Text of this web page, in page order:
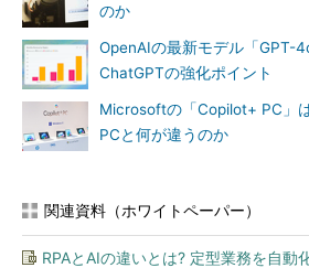
のか
OpenAIの最新モデル「GPT-
ChatGPTの強化ポイント
Microsoftの「Copilot+ PC」
PCと何が違うのか
関連資料（ホワイトペーパー）
RPAとAIの違いとは? 定型業務を自動